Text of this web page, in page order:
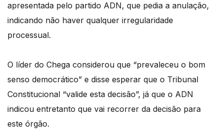
apresentada pelo partido ADN, que pedia a anulação,
indicando não haver qualquer irregularidade
processual.
O líder do Chega considerou que “prevaleceu o bom
senso democrático” e disse esperar que o Tribunal
Constitucional “valide esta decisão”, já que o ADN
indicou entretanto que vai recorrer da decisão para
este órgão.